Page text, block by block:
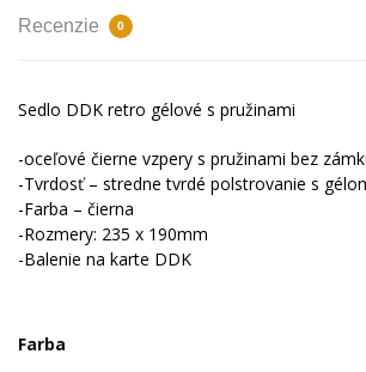
Recenzie 0
Sedlo DDK retro gélové s pružinami
-oceľové čierne vzpery s pružinami bez
-Tvrdosť – stredne tvrdé polstrovanie s
-Farba – čierna
-Rozmery: 235 x 190mm
-Balenie na karte DDK
Farba